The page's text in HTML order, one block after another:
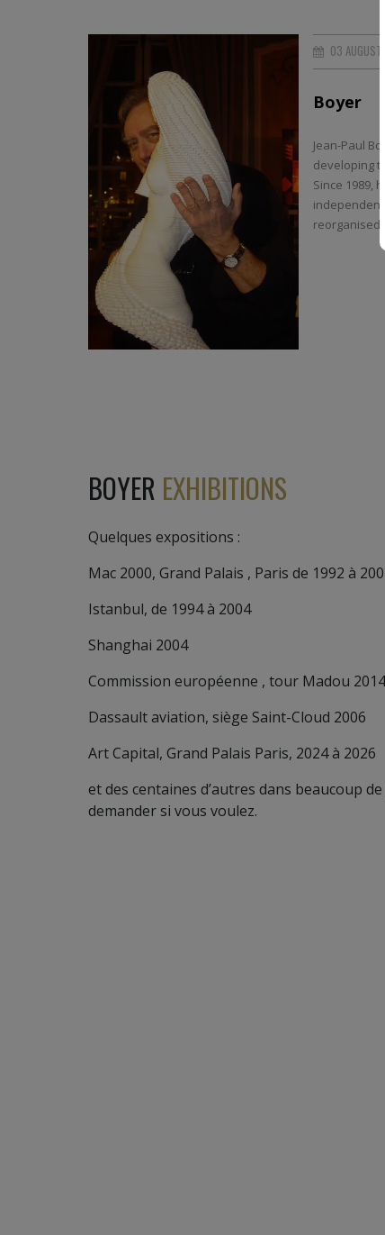
03 AUGUST
Boyer
Jean-Paul
developing
Since 1989,
BOYER EXHIBITIONS
Quelques expositions :
Mac 2000, Grand Palais , Paris de 1992 à
Istanbul, de 1994 à 2004
Shanghai 2004
Commission européenne , tour Madou
Dassault aviation, siège Saint-Cloud 2006
Art Capital, Grand Palais Paris, 2024 à 2026
et des centaines d’autres dans beaucoup
demander si vous voulez.